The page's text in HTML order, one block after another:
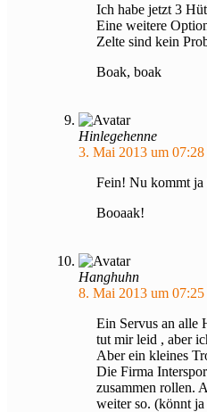
Ich habe jetzt 3
Eine weitere
Zelte sind kein
Boak, boak
Hinlegehenne
3. Mai 2013 um
Fein! Nu kommt ja
Booaak!
Hanghuhn
8. Mai 2013 um
Ein Servus an alle
tut mir leid , aber
Aber ein kleines
Die Firma
zusammen rollen.
weiter so. (könnt